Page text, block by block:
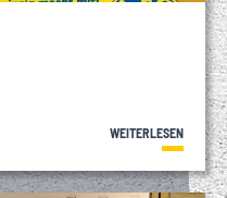
WEITERLESEN